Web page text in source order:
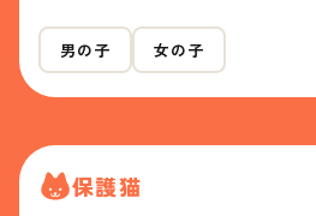
男の子 女の子
保護猫